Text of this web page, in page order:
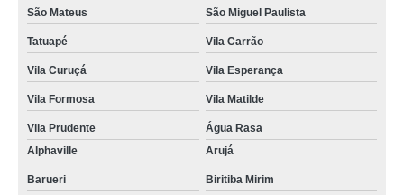
São Mateus São Miguel Paulista
Tatuapé Vila Carrão
Vila Curuçá Vila Esperança
Vila Formosa Vila Matilde
Vila Prudente
Água Rasa
Alphaville
Arujá
Barueri Biritiba Mirim